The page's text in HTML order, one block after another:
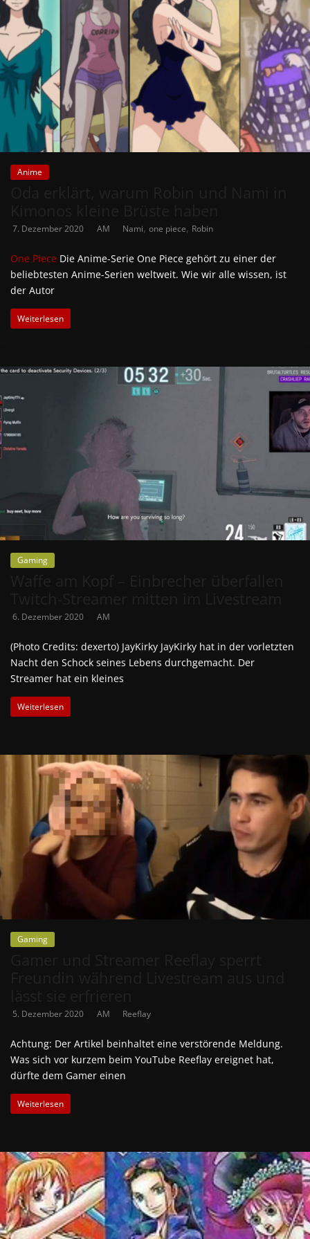
Anime
7. Dezember 2020 AM Nami, one piece, Robin
One Piece Die Anime-Serie One Piece gehört zu einer der
beliebtesten Anime-Serien weltweit. Wie wir alle wissen, ist
der Autor
Weiterlesen
Gaming
6. Dezember 2020 AM
(Photo Credits: dexerto) JayKirky JayKirky hat in der vorletzten
Nacht den Schock seines Lebens durchgemacht. Der
Streamer hat ein kleines
Weiterlesen
Gaming
5. Dezember 2020 AM Reeflay
Achtung: Der Artikel beinhaltet eine verstörende Meldung.
Was sich vor kurzem beim YouTube Reeflay ereignet hat,
dürfte dem Gamer einen
Weiterlesen